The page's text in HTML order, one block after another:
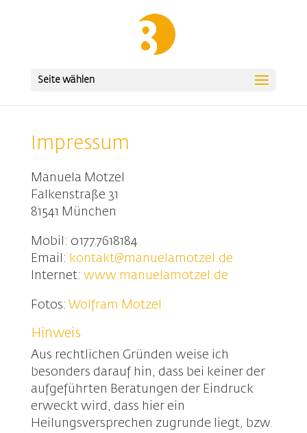
Seite wählen
Impressum
Manuela Motzel
Falkenstraße 31
81541 München
Mobil: 0177.7618184
Email: kontakt@manuelamotzel.de
Internet: www.manuelamotzel.de
Fotos: Wolfram Motzel
Hinweis
Aus rechtlichen Gründen weise ich
besonders darauf hin, dass bei keiner der
aufgeführten Beratungen der Eindruck
erweckt wird, dass hier ein
Heilungsversprechen zugrunde liegt, bzw.